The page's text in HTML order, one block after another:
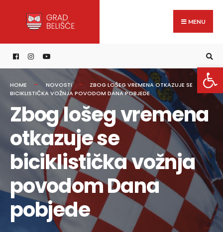
content
MENU
HOME NOVOSTI
ZBOG LOŠEG VREMENA OTKAZUJE SE
BICIKLISTIČKA VOŽNJA POVODOM DANA POBJEDE
Zbog lošeg vremena
otkazuje se
biciklistička vožnja
povodom Dana
pobjede
for: